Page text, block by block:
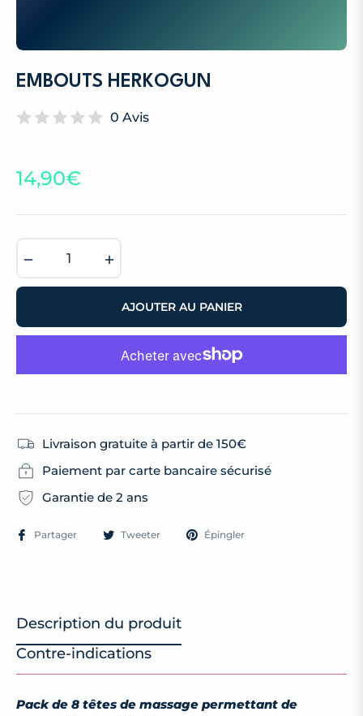
EMBOUTS HERKOGUN
0 Avis
Prix
14,90€
AJOUTER AU PANIER
Livraison gratuite à partir de 150€
Paiement par carte bancaire sécurisé
Garantie de 2 ans
Partager Tweeter Épingler
Description du produit
Contre-indications
Pack de 8 têtes de massage permettant de